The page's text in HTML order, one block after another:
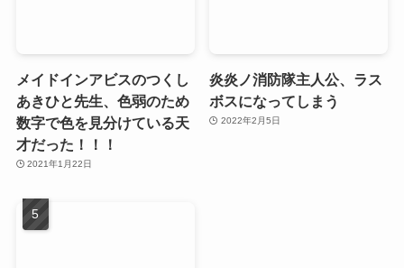
メイドインアビスのつくし
あきひと先生、色弱のため
数字で色を見分けている天
才だった！！！
2021年1月22日
炎炎ノ消防隊主人公、ラス
ボスになってしまう
2022年2月5日